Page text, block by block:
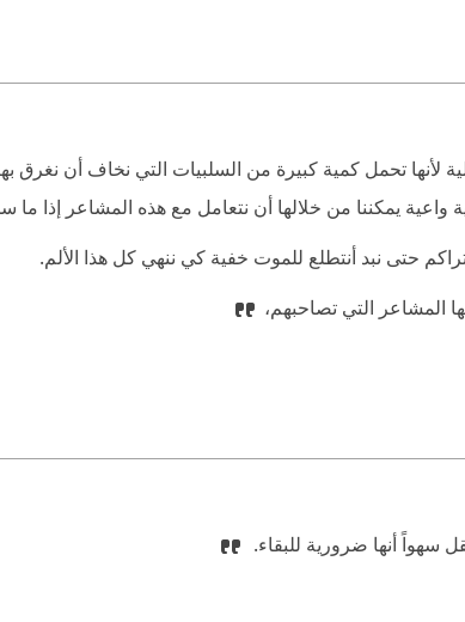
لأنها تحمل كمية كبيرة من السلبيات التي نخاف أن نغرق بها
واعية يمكننا من خلالها أن نتعامل مع هذه المشاعر إذا ما
حتى نبد أنتطلع للموت خفية كي ننهي كل هذا الألم.
المشاعر التي تصاحبهم،
سهواً أنها ضرورية للبقاء.